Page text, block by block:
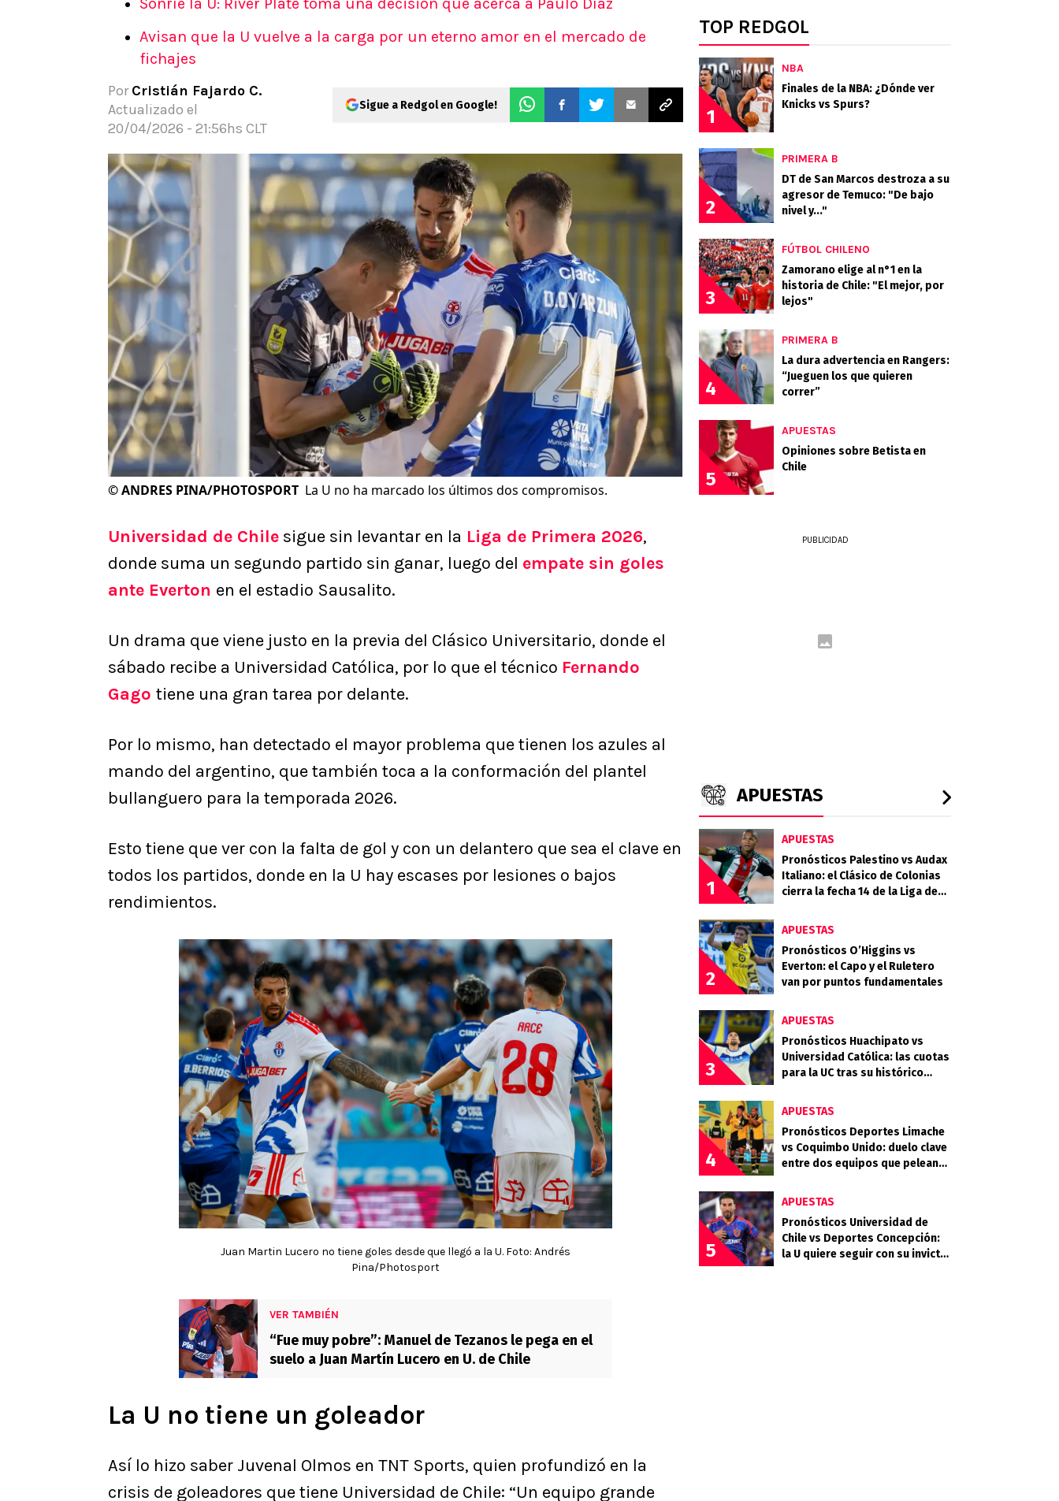
Pronósticos
Apuesta del día
Avisan que la U vuelve a la carga por un eterno amor en el mercado de
fichajes
Por Cristián Fajardo C.
Actualizado el
20/04/2026 - 21:56hs CLT
Sigue a Redgol en Google!
©ANDRES PINA/PHOTOSPORT La U no ha marcado los últimos dos compromisos.
Universidad de Chile sigue sin levantar en la Liga de Primera 2026,
donde suma un segundo partido sin ganar, luego del empate sin goles
ante Everton en el estadio Sausalito.
Un drama que viene justo en la previa del Clásico Universitario, donde el
sábado recibe a Universidad Católica, por lo que el técnico Fernando
Gago tiene una gran tarea por delante.
Por lo mismo, han detectado el mayor problema que tienen los azules al
mando del argentino, que también toca a la conformación del plantel
bullanguero para la temporada 2026.
Esto tiene que ver con la falta de gol y con un delantero que sea el clave en
todos los partidos, donde en la U hay escases por lesiones o bajos
rendimientos.
Juan Martin Lucero no tiene goles desde que llegó a la U. Foto: Andrés
Pina/Photosport
VER TAMBIÉN
“Fue muy pobre”: Manuel de Tezanos le pega en el
suelo a Juan Martín Lucero en U. de Chile
La U no tiene un goleador
Así lo hizo saber Juvenal Olmos en TNT Sports, quien profundizó en la
crisis de goleadores que tiene Universidad de Chile: “Un equipo grande
TOP REDGOL
1
NBA
Finales de la NBA: ¿Dónde ver
Knicks vs Spurs?
2
PRIMERA B
DT de San Marcos destroza a su
agresor de Temuco: "De bajo
nivel y..."
3
FÚTBOL CHILENO
Zamorano elige al n°1 en la
historia de Chile: "El mejor, por
lejos"
4
PRIMERA B
La dura advertencia en Rangers:
“Jueguen los que quieren
correr”
5
APUESTAS
Opiniones sobre Betista en
Chile
PUBLICIDAD
APUESTAS
1
APUESTAS
Pronósticos Palestino vs Audax
Italiano: el Clásico de Colonias
cierra la fecha 14 de la Liga de
2
APUESTAS
Pronósticos O’Higgins vs
Everton: el Capo y el Ruletero
van por puntos fundamentales
3
APUESTAS
Pronósticos Huachipato vs
Universidad Católica: las cuotas
para la UC tras su histórico
4
APUESTAS
Pronósticos Deportes Limache
vs Coquimbo Unido: duelo clave
entre dos equipos que pelean
5
APUESTAS
Pronósticos Universidad de
Chile vs Deportes Concepción:
la U quiere seguir con su invicto